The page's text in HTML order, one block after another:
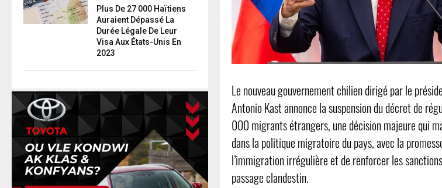
Le nouveau gouvernement chilien dirigé par le
Antonio Kast annonce la suspension du décret de
000 migrants étrangers, une décision majeure qui
dans la politique migratoire du pays, avec la
l’immigration irrégulière et de renforcer les
passage clandestin.
Plus De 27 000 Haïtiens
Auraient Dépassé La
Durée Légale De Leur
Visa Aux États-Unis En
2023